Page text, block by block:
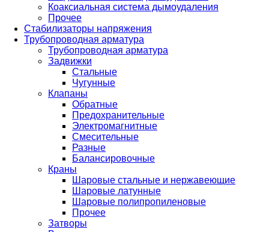
Коаксиальная система дымоудаления
Прочее
Стабилизаторы напряжения
Трубопроводная арматура
Трубопроводная арматура
Задвижки
Стальные
Чугунные
Клапаны
Обратные
Предохранительные
Электромагнитные
Смесительные
Разные
Балансировочные
Краны
Шаровые стальные и нержавеющие
Шаровые латунные
Шаровые полипропиленовые
Прочее
Затворы